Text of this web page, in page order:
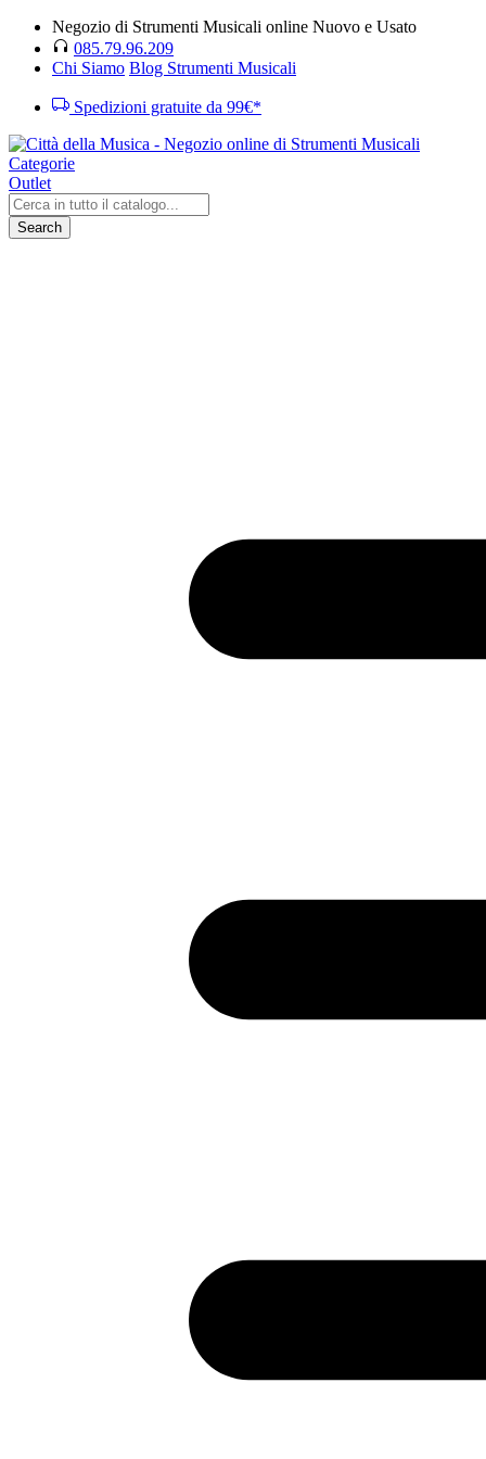
Negozio di Strumenti Musicali online Nuovo e Usato
085.79.96.209
Chi Siamo Blog Strumenti Musicali
Spedizioni gratuite da 99€*
Categorie
Outlet
Search